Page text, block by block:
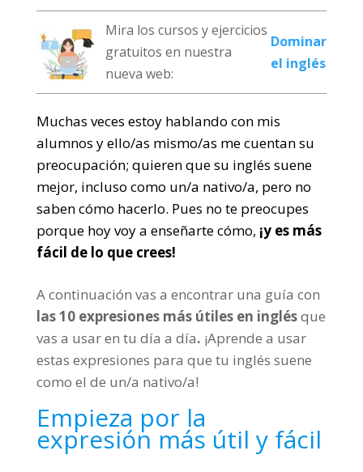
Mira los cursos y ejercicios
gratuitos en nuestra
nueva web:
Dominar
el inglés
Muchas veces estoy hablando con mis
alumnos y ello/as mismo/as me cuentan su
preocupación; quieren que su inglés suene
mejor, incluso como un/a nativo/a, pero no
saben cómo hacerlo. Pues no te preocupes
porque hoy voy a enseñarte cómo, ¡y es más
fácil de lo que crees!
A continuación vas a encontrar una guía con
las 10 expresiones más útiles en inglésque
vas a usar en tu día a día. ¡Aprende a usar
estas expresiones para que tu inglés suene
como el de un/a nativo/a!
Empieza por la
expresión más útil y fácil